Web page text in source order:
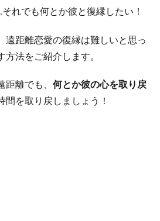
れでも何とか彼と復縁したい！
遠距離恋愛の復縁は難しいと思っ
法をご紹介します。
離でも、 何とか彼の心を取り戻
を取り戻しましょう！